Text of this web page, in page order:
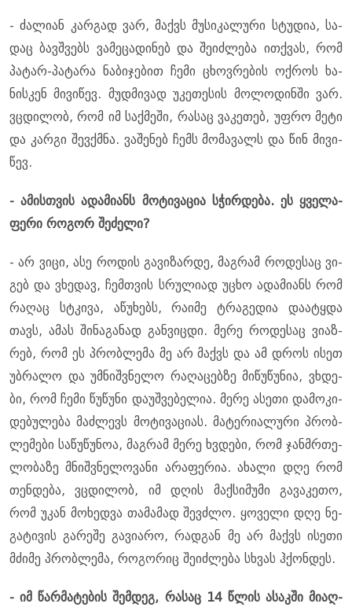
- ძა­ლი­ან კარ­გად ვარ, მაქვს მუ­სი­კა­ლუ­რი სტუ­დია, სა­
დაც ბავ­შვებს ვა­მე­ცა­დი­ნებ და შე­იძ­ლე­ბა ით­ქვას, რომ
პა­ტარ-პა­ტა­რა ნა­ბი­ჯე­ბით ჩემი ცხოვ­რე­ბის ოქ­როს ხა­
ნის­კენ მი­ვი­წევ. მუდ­მი­ვად უკე­თე­სის მო­ლო­დინ­ში ვარ.
ვცდი­ლობ, რომ იმ საქ­მე­ში, რა­საც ვა­კე­თებ, უფრო მეტი
და კარ­გი შევ­ქმნა. ვა­შე­ნებ ჩემს მო­მა­ვალს და წინ მი­ვი­
წევ.
- ამის­თვის ადა­მი­ანს მო­ტი­ვა­ცია სჭირ­დე­ბა. ეს ყვე­ლა­
ფე­რი რო­გორ შე­ძე­ლი?
- არ ვიცი, ასე რო­დის გა­ვი­ზარ­დე, მაგ­რამ რო­დე­საც ვი­
გებ და ვხე­დავ, ჩემ­თვის სრუ­ლი­ად უცხო ადა­მი­ანს რომ
რა­ღაც სტკი­ვა, აწუ­ხებს, რა­ი­მე ტრა­გე­დია და­ა­ტყდა
თავს, ამას ში­ნა­გა­ნად გან­ვიც­დი. მერე რო­დე­საც ვი­აზ­
რებ, რომ ეს პრობ­ლე­მა მე არ მაქვს და ამ დროს ისეთ
უბ­რა­ლო და უმ­ნიშ­ვნე­ლო რა­ღა­ცებ­ზე მი­წუ­წუ­ნია, ვხდე­
ბი, რომ ჩემი წუ­წუ­ნი და­უშ­ვე­ბე­ლია. მერე ასე­თი და­მო­კი­
დე­ბუ­ლე­ბა მაძ­ლევს მო­ტი­ვა­ცი­ას. მა­ტე­რი­ა­ლუ­რი პრობ­
ლე­მე­ბი სა­წუ­წუ­ნოა, მაგ­რამ მერე ხვდე­ბი, რომ ჯან­მრთე­
ლო­ბა­ზე მნიშ­ვნე­ლო­ვა­ნი არა­ფე­რია. ახა­ლი დღე რომ
თენ­დე­ბა, ვცდი­ლობ, იმ დღის მაქ­სი­მუ­მი გა­ვა­კე­თო,
რომ უკან მო­ხედ­ვა თა­მა­მად შევ­ძლო. ყო­ვე­ლი დღე ნე­
გა­ტი­ვის გა­რე­შე გა­ვი­ა­რო, რად­გან მე არ მაქვს ისე­თი
მძი­მე პრობ­ლე­მა, რო­გო­რიც შე­იძ­ლე­ბა სხვას ჰქონ­დეს.
- იმ წარ­მა­ტე­ბის შემ­დეგ, რა­საც 14 წლის ასაკ­ში მი­აღ­